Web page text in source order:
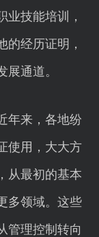
业技能培训，
的经历证明，
通道。
年来，各地纷
使用，大大方
从最初的基本
多领域。这些
理控制转向